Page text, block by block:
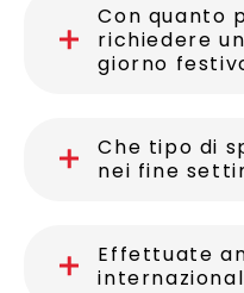
Con quanto
richiedere
giorno
Che tipo di
nei fine
Effettuate